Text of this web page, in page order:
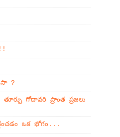
?
గోదావరి ప్రాంత ప్రజలు
ఒక భోగం...